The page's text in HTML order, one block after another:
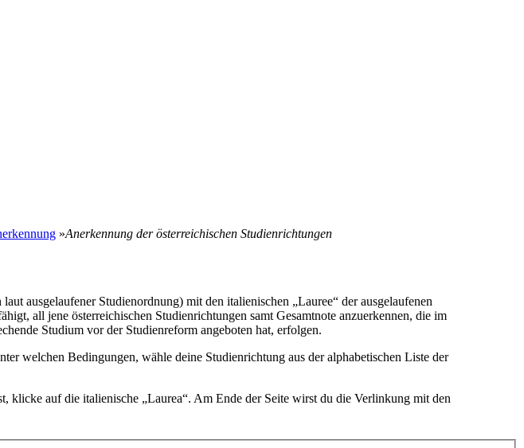
»Anerkennung der österreichischen Studienrichtungen
ausgelaufener Studienordnung) mit den italienischen „Lauree“ der ausgelaufenen
all jene österreichischen Studienrichtungen samt Gesamtnote anzuerkennen, die im
Studium vor der Studienreform angeboten hat, erfolgen.
welchen Bedingungen, wähle deine Studienrichtung aus der alphabetischen Liste der
auf die italienische „Laurea“. Am Ende der Seite wirst du die Verlinkung mit den